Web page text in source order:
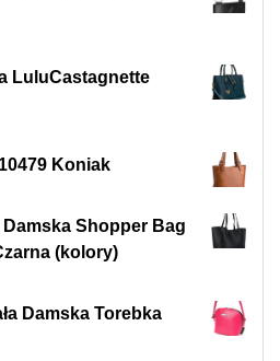
LuluCastagnette
Koniak
Shopper Bag
(kolory)
Damska Torebka